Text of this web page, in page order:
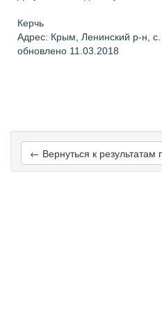
Керчь
Адрес: Крым, Ленинский р-н,
обновлено 11.03.2018
← Вернуться к результатам